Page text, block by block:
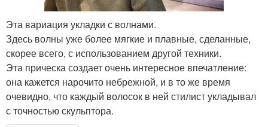
Эта вариация укладки с волнами.
Здесь волны уже более мягкие и плавные, сделанные,
скорее всего, с использованием другой техники.
Эта прическа создает очень интересное впечатление:
она кажется нарочито небрежной, и в то же время
очевидно, что каждый волосок в ней стилист укладывал
с точностью скульптора.